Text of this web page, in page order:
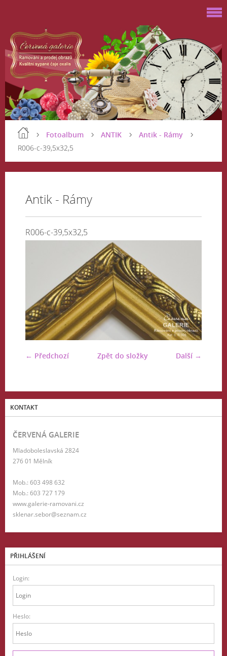
Fotoalbum ANTIK
Antik - Rámy
R006-c-39,5x32,5
Antik - Rámy
R006-c-39,5x32,5
← Předchozí Další →
Zpět do složky
KONTAKT
ČERVENÁ GALERIE
Mladoboleslavská 2824
276 01 Mělník
Mob.: 603 498 632
Mob.: 603 727 179
www.galerie-ramovani.cz
sklenar.sebor@seznam.cz
PŘIHLÁŠENÍ
Login:
Heslo: